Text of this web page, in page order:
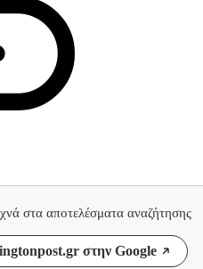
στα αποτελέσματα αναζήτησης
στην Google